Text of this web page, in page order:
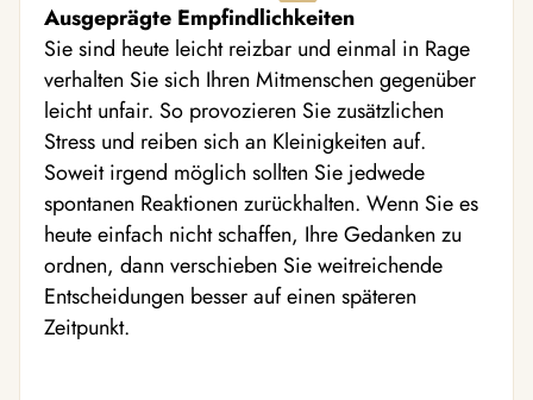
Ausgeprägte Empfindlichkeiten
Sie sind heute leicht reizbar und einmal in Rage
verhalten Sie sich Ihren Mitmenschen gegenüber
leicht unfair. So provozieren Sie zusätzlichen
Stress und reiben sich an Kleinigkeiten auf.
Soweit irgend möglich sollten Sie jedwede
spontanen Reaktionen zurückhalten. Wenn Sie es
heute einfach nicht schaffen, Ihre Gedanken zu
ordnen, dann verschieben Sie weitreichende
Entscheidungen besser auf einen späteren
Zeitpunkt.